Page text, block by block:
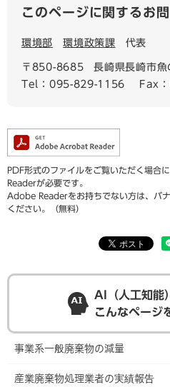
このページに関するお
環境部 環境政策課 代表
〒850-8685
長崎県長崎市
Tel：095-829-1156
Fax
PDF形式のファイルをご覧いただく場
Readerが必要です。
Adobe Readerをお持ちでない方は、バ
ください。（無料）
AI（人工知能
こんなページ
事業系一般廃棄物の減量
産業廃棄物処理業者の実績報告